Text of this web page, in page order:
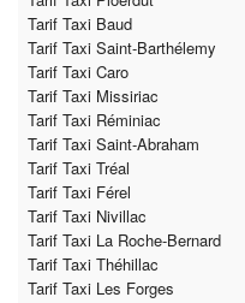
Tarif Taxi Baud
Tarif Taxi Saint-Barthélemy
Tarif Taxi Caro
Tarif Taxi Missiriac
Tarif Taxi Réminiac
Tarif Taxi Saint-Abraham
Tarif Taxi Tréal
Tarif Taxi Férel
Tarif Taxi Nivillac
Tarif Taxi La Roche-Bernard
Tarif Taxi Théhillac
Tarif Taxi Les Forges